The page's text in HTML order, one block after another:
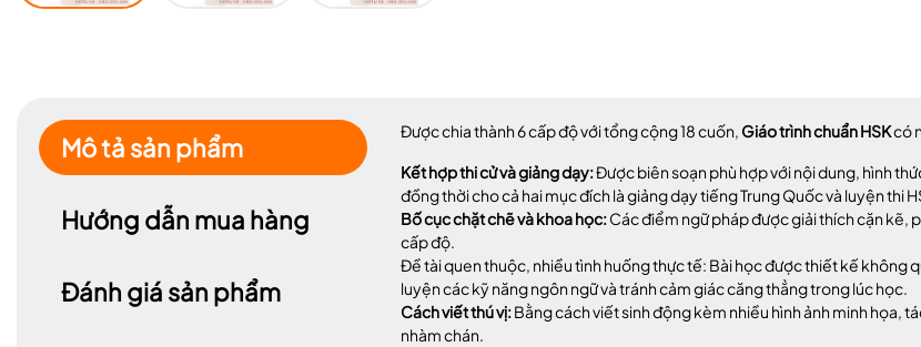
Mô tả sản phẩm
Hướng dẫn mua hàng
Đánh giá sản phẩm
Được chia thành 6 cấp độ với tổng cộng 18 cuốn, Giáo trình chuẩn HSKcó
Kết hợp thi cử và giảng dạy:Được biên soạn phù hợp với nội dung, hình
đồng thời cho cả hai mục đích là giảng dạy tiếng Trung Quốc và luyện thi
Bố cục chặt chẽ và khoa học:Các điểm ngữ pháp được giải thích cặn kẽ,
cấp độ.
Đề tài quen thuộc, nhiều tình huống thực tế: Bài học được thiết kế không
luyện các kỹ năng ngôn ngữ và tránh cảm giác căng thẳng trong lúc học.
Cách viết thú vị:Bằng cách viết sinh động kèm nhiều hình ảnh minh họa,
nhàm chán.